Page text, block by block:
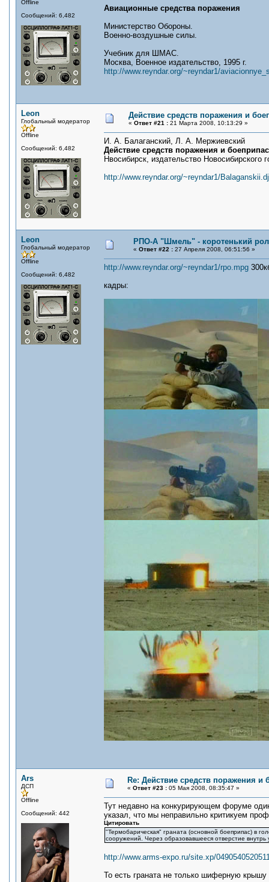
Offline
Сообщений: 6,482
Авиационные средства поражения
Министерство Обороны.
Военно-воздушные силы.
Учебник для ШМАС.
Москва, Военное издательство, 1995 г.
http://www.reyndar.org/~reyndar1/
Leon
Глобальный модератор
Offline
Сообщений: 6,482
Действие средств поражения и
« Ответ #21 : 21 Марта 2008, 10:13:29 »
И. А. Балаганский, Л. А. Мержиевский
Действие средств поражения и
Нвосибирск, издательство Новосибирского
http://www.reyndar.org/~reyndar1/
Leon
Глобальный модератор
Offline
Сообщений: 6,482
РПО-А "Шмель" - коротенький
« Ответ #22 : 27 Апреля 2008, 06:51:56 »
http://www.reyndar.org/~reyndar1/rpo.mpg
кадры:
Ars
ДСП
Offline
Сообщений: 442
Re: Действие средств поражения и
« Ответ #23 : 05 Мая 2008, 08:35:47 »
Тут недавно на конкурирующем форуме
указал, что мы неправильно критикуем
Цитировать
"Термобарическая" граната (основной боеприпас) в
сооружений. Через образовавшееся отверстие
http://www.arms-expo.ru/site.xp/
То есть граната не только шиферную